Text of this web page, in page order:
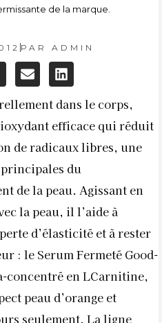
de la marque.
PAR ADMIN
dans le corps,
efficace qui réduit
de radicaux libres, une
du
de la peau. Agissant en
la peau, il l’aide à
d’élasticité et à rester
: le Serum Fermeté Good-
concentré en LCarnitine,
peau d’orange et
seulement. La ligne